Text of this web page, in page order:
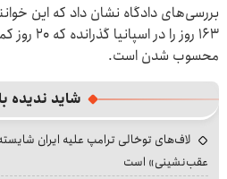
بررسی‌های دادگاه نشان داد که این
۱۶۳ روز را
محسوب شدن است.
شاید ندیده
لاف‌های توخالی ترامپ علیه ایران
عقب‌نشینی» است